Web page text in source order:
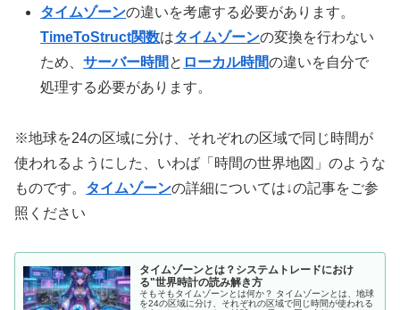
タイムゾーンの違いを考慮する必要があります。
TimeToStruct関数はタイムゾーンの変換を行わない
ため、サーバー時間 と ローカル時間の違いを自分で
処理する必要があります。
※地球を24の区域に分け、それぞれの区域で同じ時間が
使われるようにした、いわば「時間の世界地図」のような
ものです。 タイムゾーンの詳細については↓の記事をご参
照ください
タイムゾーンとは？システムトレードにおけ
る"世界時計の読み解き方
そもそもタイムゾーンとは何か？ タイムゾーンとは、地球
を24の区域に分け、それぞれの区域で同じ時間が使われる